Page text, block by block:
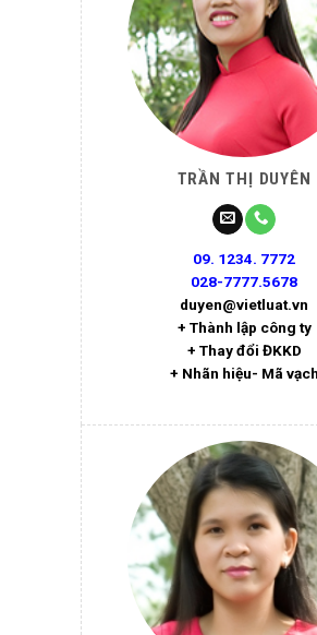
TRẦN THỊ DUYÊN
09. 1234. 7772
028-7777.5678
duyen@vietluat.vn
+ Thành lập công ty
+ Thay đổi ĐKKD
+ Nhãn hiệu- Mã vạch